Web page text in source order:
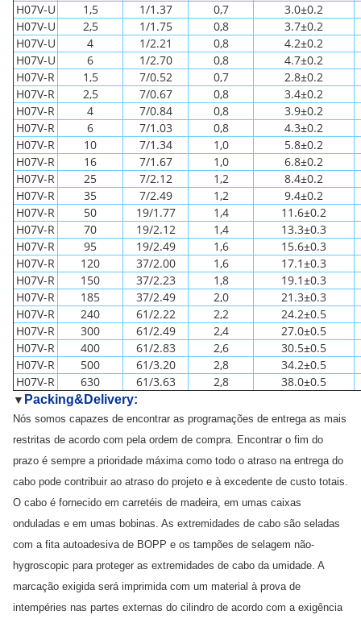
H07V-U 1,5 1/1.37 0,7
3.0±0.2
H07V-U
2,5 1/1.75 0,8
3.7±0.2
H07V-U
4 1/2.21 0,8
4.2±0.2
H07V-U
6 1/2.70 0,8
4.7±0.2
H07V-R
1,5 7/0.52 0,7
2.8±0.2
H07V-R
2,5 7/0.67 0,8
3.4±0.2
H07V-R
4 7/0.84 0,8
3.9±0.2
H07V-R
6 7/1.03 0,8
4.3±0.2
H07V-R
10 7/1.34 1,0
5.8±0.2
H07V-R
16 7/1.67 1,0
6.8±0.2
H07V-R
25 7/2.12 1,2
8.4±0.2
H07V-R
35 7/2.49 1,2
9.4±0.2
H07V-R
50 19/1.77 1,4
11.6±0.2
H07V-R
70 19/2.12 1,4
13.3±0.3
H07V-R
95 19/2.49 1,6
15.6±0.3
H07V-R
120 37/2.00 1,6
17.1±0.3
H07V-R
150 37/2.23 1,8
19.1±0.3
H07V-R
185 37/2.49 2,0
21.3±0.3
H07V-R
240 61/2.22 2,2
24.2±0.5
H07V-R
300 61/2.49 2,4
27.0±0.5
H07V-R
400 61/2.83 2,6
30.5±0.5
H07V-R
500 61/3.20 2,8
34.2±0.5
H07V-R
630 61/3.63 2,8 38.0±0.5
▼ Packing&Delivery:
Nós somos capazes de encontrar as programações de entrega as mais
restritas de acordo com pela ordem de compra. Encontrar o fim do
prazo é sempre a prioridade máxima como todo o atraso na entrega do
cabo pode contribuir ao atraso do projeto e à excedente de custo totais.
O cabo é fornecido em carretéis de madeira, em umas caixas
onduladas e em umas bobinas. As extremidades de cabo são seladas
com a fita autoadesiva de BOPP e os tampões de selagem não-
hygroscopic para proteger as extremidades de cabo da umidade. A
marcação exigida será imprimida com um material à prova de
intempéries nas partes externas do cilindro de acordo com a exigência